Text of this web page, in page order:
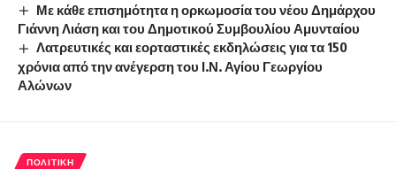
Με κάθε επισημότητα η ορκωμοσία του νέου Δημάρχου
Γιάννη Λιάση και του Δημοτικού Συμβουλίου Αμυνταίου
Λατρευτικές και εορταστικές εκδηλώσεις για τα 150
χρόνια από την ανέγερση του Ι.Ν. Αγίου Γεωργίου
Αλώνων
ΠΟΛΙΤΙΚΉ